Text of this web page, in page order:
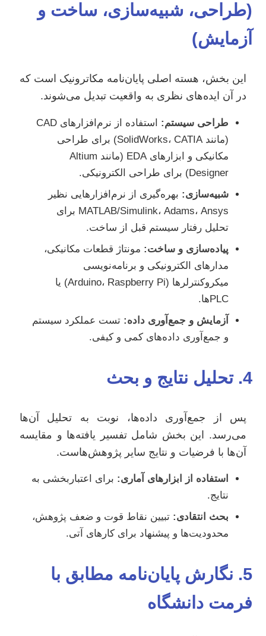
(طراحی، شبیه‌سازی، ساخت و
آزمایش)
این بخش، هسته اصلی پایان‌نامه مکاترونیک است که
در آن ایده‌های نظری به واقعیت تبدیل می‌شوند.
طراحی سیستم:
استفاده از نرم‌افزارهای CAD
(مانند SolidWorks، CATIA) برای طراحی
مکانیکی و ابزارهای EDA (مانند Altium
Designer) برای طراحی الکترونیکی.
شبیه‌سازی: بهره‌گیری از نرم‌افزارهایی نظیر
MATLAB/Simulink، Adams، Ansys برای
تحلیل رفتار سیستم قبل از ساخت.
پیاده‌سازی و ساخت: مونتاژ قطعات مکانیکی،
مدارهای الکترونیکی و برنامه‌نویسی
میکروکنترلرها (Arduino، Raspberry Pi) یا
PLC‌ها.
آزمایش و جمع‌آوری داده: تست عملکرد سیستم
و جمع‌آوری داده‌های کمی و کیفی.
4. تحلیل نتایج و بحث
پس از جمع‌آوری داده‌ها، نوبت به تحلیل آن‌ها
می‌رسد. این بخش شامل تفسیر یافته‌ها و مقایسه
آن‌ها با فرضیات و نتایج سایر پژوهش‌هاست.
استفاده از ابزارهای آماری: برای اعتباربخشی به
نتایج.
بحث انتقادی: تبیین نقاط قوت و ضعف پژوهش،
محدودیت‌ها و پیشنهاد برای کارهای آتی.
5. نگارش پایان‌نامه مطابق با
فرمت دانشگاه